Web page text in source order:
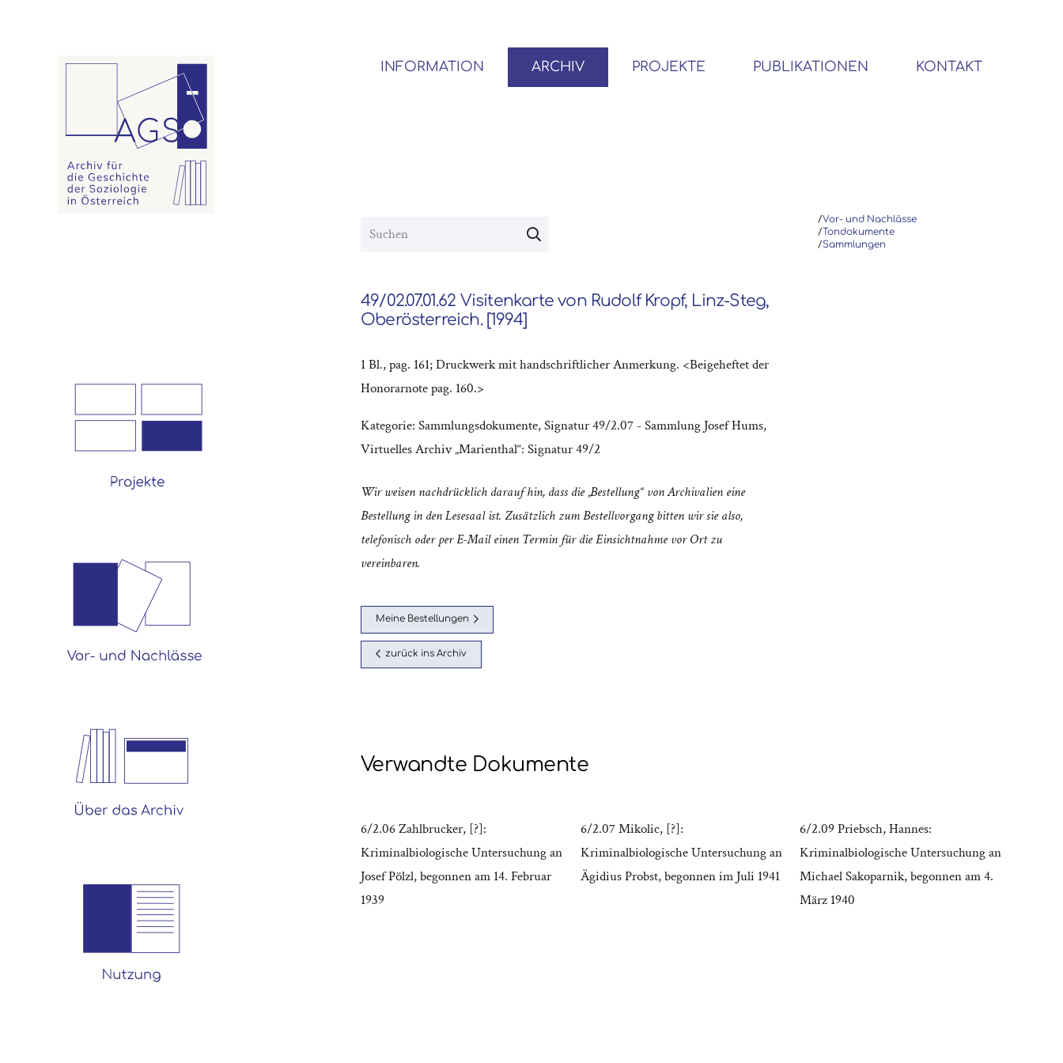
INFORMATION ARCHIV PROJEKTE PUBLIKATIONEN KONTAKT
/Vor- und Nachlässe
/Tondokumente
/Sammlungen
49/02.07.01.62 Visitenkarte von Rudolf Kropf, Linz-Steg,
Oberösterreich. [1994]
1 Bl., pag. 161; Druckwerk mit handschriftlicher Anmerkung. <Beigeheftet der
Honorarnote pag. 160.>
Kategorie: Sammlungsdokumente,Signatur 49/2.07 - Sammlung Josef Hums,
Virtuelles Archiv „Marienthal“: Signatur 49/2
Wir weisen nachdrücklich darauf hin, dass die „Bestellung“ von Archivalien eine
Bestellung in den Lesesaal ist. Zusätzlich zum Bestellvorgang bitten wir sie also,
telefonisch oder per E-Mail einen Termin für die Einsichtnahme vor Ort zu
vereinbaren.
Meine Bestellungen
zurück ins Archiv
Verwandte Dokumente
6/2.06 Zahlbrucker, [?]:
Kriminalbiologische Untersuchung an
Josef Pölzl, begonnen am 14. Februar
1939
6/2.07 Mikolic, [?]:
Kriminalbiologische Untersuchung an
Ägidius Probst, begonnen im Juli 1941
6/2.09 Priebsch, Hannes:
Kriminalbiologische Untersuchung an
Michael Sakoparnik, begonnen am 4.
März 1940